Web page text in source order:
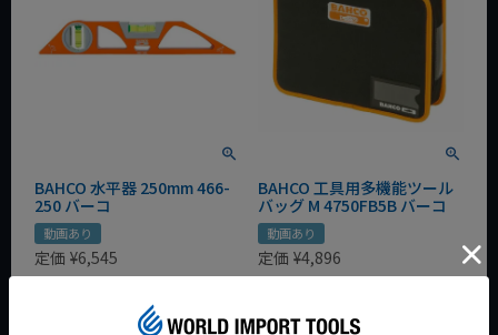
BAHCO 水平器 250mm 466-
250 バーコ
動画あり
定価 ¥6,545
BAHCO 工具用多機能ツール
バッグ M 4750FB5B バーコ
動画あり
定価 ¥4,896
カートに入れる